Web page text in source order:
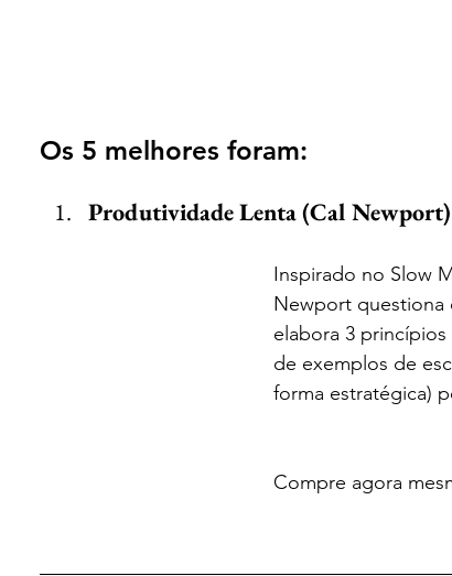
Os 5 melhores foram:
Produtividade Lenta (Cal Newport)
Inspirado no Slow
Newport
elabora 3
de exemplos de
forma estratégica)
Compre agora